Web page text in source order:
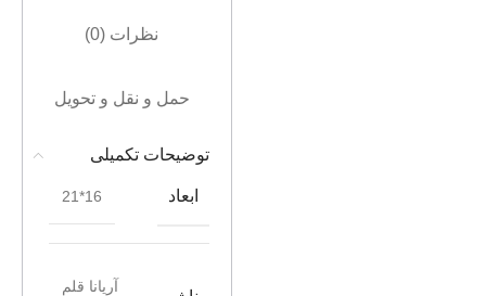
نظرات (0)
حمل و نقل و تحویل
توضیحات تکمیلی
ابعاد 16*21
آریانا قلم